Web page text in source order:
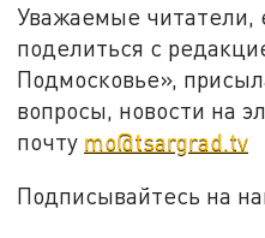
Уважаемые читатели,
поделиться с
Подмосковье»,
вопросы, новости на
почту mo@tsargrad.tv
Подписывайтесь на